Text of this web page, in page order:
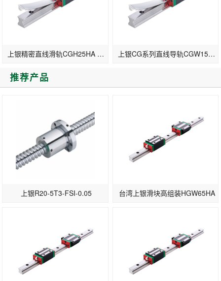
上银精密直线滑轨CGH25HA 工具机直线导轨 上银CG系列直线导轨CGW15CA-法兰型
推荐产品
上银R20-5T3-FSI-0.05 台湾上银滑块高组装HGW65HA